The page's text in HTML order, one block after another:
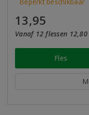
13,95
Vanaf 12 flessen
Fles